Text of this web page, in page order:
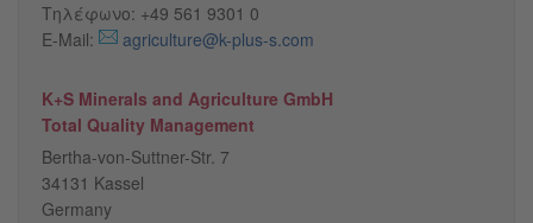
Τηλέφωνο: +49 561 9301 0
E-Mail:
agriculture@k-plus-s.com
K+S Minerals and Agriculture GmbH
Total Quality Management
Bertha-von-Suttner-Str. 7
34131 Kassel
Germany